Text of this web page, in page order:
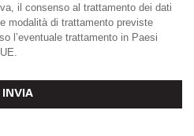
il consenso al trattamento dei dati
modalità di trattamento previste
l’eventuale trattamento in Paesi
INVIA